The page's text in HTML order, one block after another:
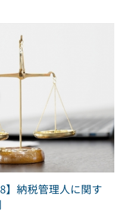
】納税管理人に関す